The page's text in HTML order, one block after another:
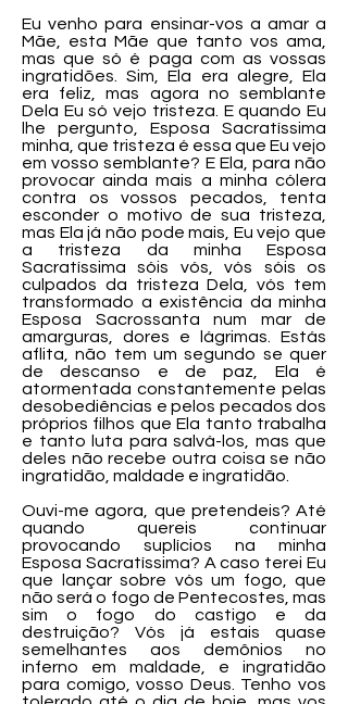
Eu venho para ensinar-vos a amar a
Mãe, esta Mãe que tanto vos ama,
mas que só é paga com as vossas
ingratidões. Sim, Ela era alegre, Ela
era feliz, mas agora no semblante
Dela Eu só vejo tristeza. E quando Eu
lhe pergunto, Esposa Sacratíssima
minha, que tristeza é essa que Eu vejo
em vosso semblante? E Ela, para não
provocar ainda mais a minha cólera
contra os vossos pecados, tenta
esconder o motivo de sua tristeza,
mas Ela já não pode mais, Eu vejo que
a tristeza da minha Esposa
Sacratíssima sóis vós, vós sóis os
culpados da tristeza Dela, vós tem
transformado a existência da minha
Esposa Sacrossanta num mar de
amarguras, dores e lágrimas. Estás
aflita, não tem um segundo se quer
de descanso e de paz, Ela é
atormentada constantemente pelas
desobediências e pelos pecados dos
próprios filhos que Ela tanto trabalha
e tanto luta para salvá-los, mas que
deles não recebe outra coisa se não
ingratidão, maldade e ingratidão.
Ouvi-me agora, que pretendeis? Até
quando quereis continuar
provocando suplícios na minha
Esposa Sacratíssima? A caso terei Eu
que lançar sobre vós um fogo, que
não será o fogo de Pentecostes, mas
sim o fogo do castigo e da
destruição? Vós já estais quase
semelhantes aos demônios no
inferno em maldade, e ingratidão
para comigo, vosso Deus. Tenho vos